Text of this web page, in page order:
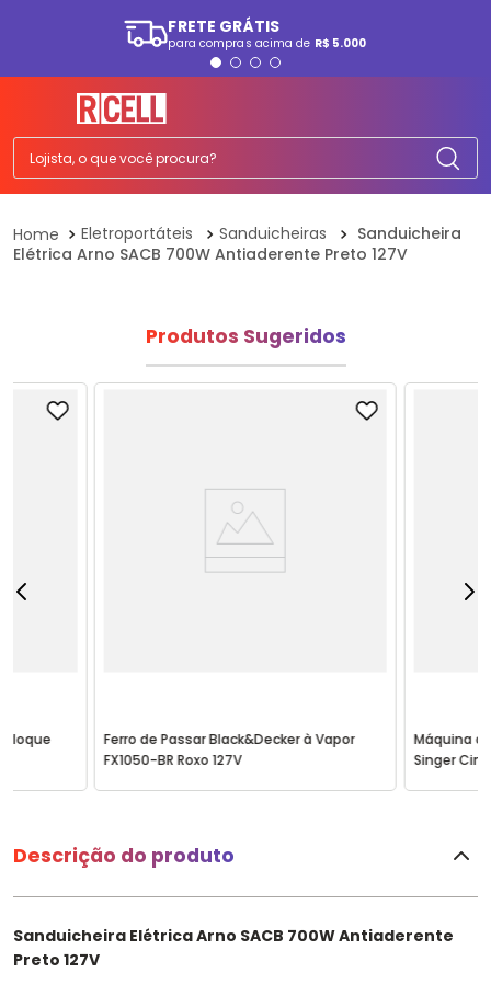
FRETE GRÁTIS
para compras acima de R$ 5.000
Lojista, o que você procura?
Eletroportáteis Sanduicheiras
Sanduicheira
Elétrica Arno SACB 700W Antiaderente Preto 127V
Produtos Sugeridos
Ferro de Passar Black&Decker à Vapor
FX1050-BR Roxo 127V
Máquina
Singer
Descrição do produto
Sanduicheira Elétrica Arno SACB 700W Antiaderente
Preto 127V
TERMOS MAIS BUSCADOS
2º
smartphone
3º
tablet
5º
elgin
a07